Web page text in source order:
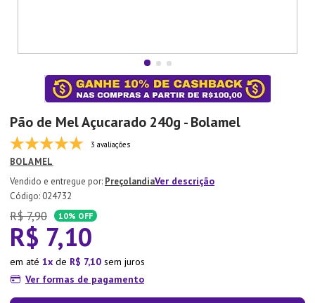
Pão de Mel Açucarado 240g - Bolamel
3 avaliações
BOLAMEL
PreçolandiaVer descrição
: 024732
R$ 7,90 10% OFF
R$ 7,10
em até 1 de R$ 7,10 sem juros
Ver formas de pagamento
7º
Tapete
Aparelho Jantar
Xicara
10 º Lixeira